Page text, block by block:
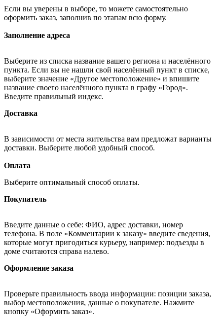
Если вы уверены в выборе, то можете самостоятельно
оформить заказ, заполнив по этапам всю форму.
Заполнение адреса
Выберите из списка название вашего региона и населённого
пункта. Если вы не нашли свой населённый пункт в списке,
выберите значение «Другое местоположение» и впишите
название своего населённого пункта в графу «Город».
Введите правильный индекс.
Доставка
В зависимости от места жительства вам предложат варианты
доставки. Выберите любой удобный способ.
Оплата
Выберите оптимальный способ оплаты.
Покупатель
Введите данные о себе: ФИО, адрес доставки, номер
телефона. В поле «Комментарии к заказу» введите сведения,
которые могут пригодиться курьеру, например: подъезды в
доме считаются справа налево.
Оформление заказа
Проверьте правильность ввода информации: позиции заказа,
выбор местоположения, данные о покупателе. Нажмите
кнопку «Оформить заказ».